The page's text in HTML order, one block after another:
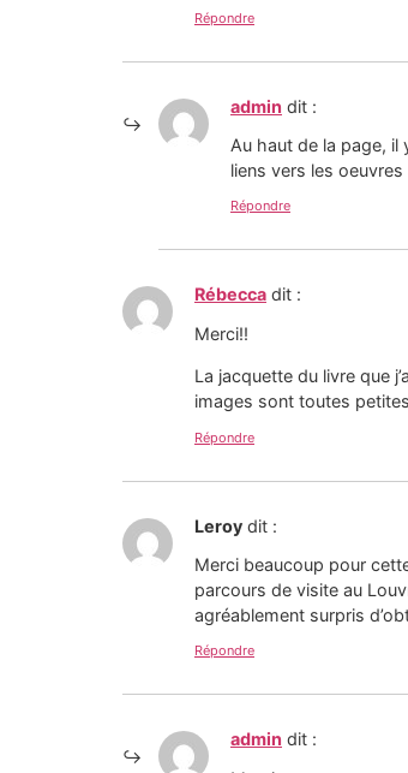
Répondre
admin dit :
Au haut de la page, il
liens vers les
Répondre
Rébecca dit :
Merci!!
La jacquette du livre que
images sont toutes petites
Répondre
Leroy dit :
Merci beaucoup pour
parcours de visite au
agréablement surpris
Répondre
admin dit :